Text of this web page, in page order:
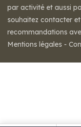
par activité et aussi
souhaitez contacter
recommandations
Mentions légales -